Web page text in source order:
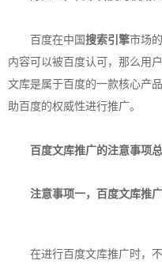
百度在中国 搜索引擎市场
内容可以被百度认可，那么用
文库是属于百度的一款核心产
助百度的权威性进行推广。
百度文库推广的注意事项
注意事项一，百度文库推
在进行百度文库推广时，